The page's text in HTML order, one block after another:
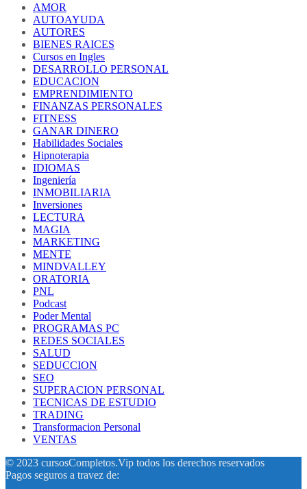
AMOR
AUTOAYUDA
AUTORES
BIENES RAICES
Cursos en Ingles
DESARROLLO PERSONAL
EDUCACION
EMPRENDIMIENTO
FINANZAS PERSONALES
FITNESS
GANAR DINERO
Habilidades Sociales
Hipnoterapia
IDIOMAS
Ingeniería
INMOBILIARIA
Inversiones
LECTURA
MAGIA
MARKETING
MENTE
MINDVALLEY
ORATORIA
PNL
Podcast
Poder Mental
PROGRAMAS PC
REDES SOCIALES
SALUD
SEDUCCION
SEO
SUPERACION PERSONAL
TECNICAS DE ESTUDIO
TRADING
Transformacion Personal
VENTAS
© 2023 cursosCompletos.Vip todos los derechos reservados
Pagos seguros a travez de: